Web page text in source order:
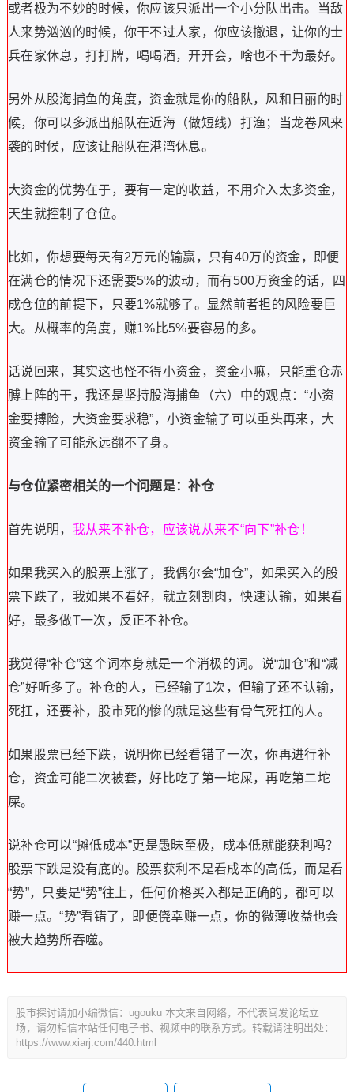
或者极为不妙的时候，你应该只派出一个小分队出击。当敌
人来势汹汹的时候，你干不过人家，你应该撤退，让你的士
兵在家休息，打打牌，喝喝酒，开开会，啥也不干为最好。
另外从股海捕鱼的角度，资金就是你的船队，风和日丽的时
候，你可以多派出船队在近海（做短线）打渔；当龙卷风来
袭的时候，应该让船队在港湾休息。
大资金的优势在于，要有一定的收益，不用介入太多资金，
天生就控制了仓位。
比如，你想要每天有2万元的输赢，只有40万的资金，即便
在满仓的情况下还需要5%的波动，而有500万资金的话，四
成仓位的前提下，只要1%就够了。显然前者担的风险要巨
大。从概率的角度，赚1%比5%要容易的多。
话说回来，其实这也怪不得小资金，资金小嘛，只能重仓赤
膊上阵的干，我还是坚持股海捕鱼（六）中的观点：“小资
金要搏险，大资金要求稳”，小资金输了可以重头再来，大
资金输了可能永远翻不了身。
与仓位紧密相关的一个问题是：补仓
首先说明， 我从来不补仓，应该说从来不“向下”补仓！
如果我买入的股票上涨了，我偶尔会“加仓”，如果买入的股
票下跌了，我如果不看好，就立刻割肉，快速认输，如果看
好，最多做T一次，反正不补仓。
我觉得“补仓”这个词本身就是一个消极的词。说“加仓”和“减
仓”好听多了。补仓的人，已经输了1次，但输了还不认输，
死扛，还要补，股市死的惨的就是这些有骨气死扛的人。
如果股票已经下跌，说明你已经看错了一次，你再进行补
仓，资金可能二次被套，好比吃了第一坨屎，再吃第二坨
屎。
说补仓可以“摊低成本”更是愚昧至极，成本低就能获利吗？
股票下跌是没有底的。股票获利不是看成本的高低，而是看
“势”，只要是“势”往上，任何价格买入都是正确的，都可以
赚一点。“势”看错了，即便侥幸赚一点，你的微薄收益也会
被大趋势所吞噬。
股市探讨请加小编微信：ugouku 本文来自网络，不代表闽发论坛立
场，请勿相信本站任何电子书、视频中的联系方式。转载请注明出处：
https://www.xiarj.com/440.html